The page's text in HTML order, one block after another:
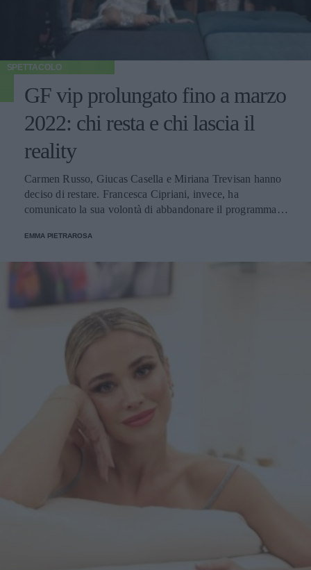
SPETTACOLO
GF vip prolungato fino a marzo
2022: chi resta e chi lascia il
reality
Carmen Russo, Giucas Casella e Miriana Trevisan hanno
deciso di restare. Francesca Cipriani, invece, ha
comunicato la sua volontà di abbandonare il programma.
EMMA PIETRAROSA